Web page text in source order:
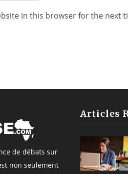
in this browser for the next
de débats sur
non seulement
Articles